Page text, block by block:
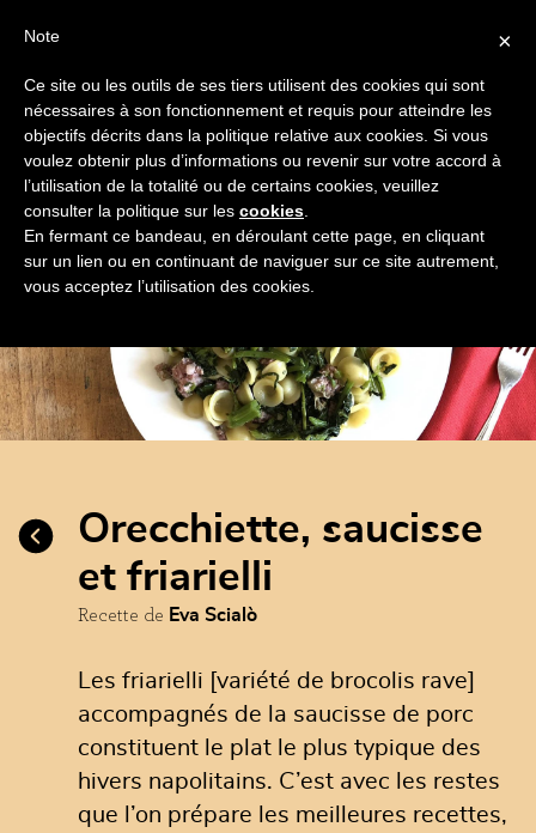
Toggle
navigation
FRANÇAIS
TOUTES SPÉCIALITÉS PÂTES LÉGUMES
orecchiette, saucisse
et friarielli
Recette de Eva Scialò
Les friarielli [variété de brocolis rave]
accompagnés de la saucisse de porc
constituent le plat le plus typique des
hivers napolitains. C’est avec les restes
que l’on prépare les meilleures recettes,
×
Note
Ce site ou les outils de ses tiers utilisent des cookies qui sont
nécessaires à son fonctionnement et requis pour atteindre les
objectifs décrits dans la politique relative aux cookies. Si vous
voulez obtenir plus d’informations ou revenir sur votre accord à
l’utilisation de la totalité ou de certains cookies, veuillez
consulter la politique sur les cookies
En fermant ce bandeau, en déroulant cette page, en cliquant
sur un lien ou en continuant de naviguer sur ce site autrement,
vous acceptez l’utilisation des cookies.